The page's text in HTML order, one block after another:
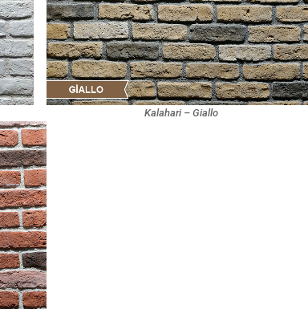
Kalahari – Giallo